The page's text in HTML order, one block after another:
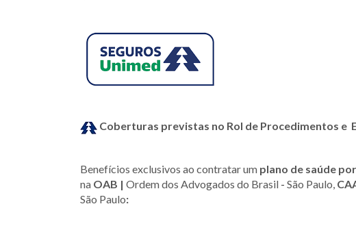
Coberturas previstas no Rol de Procedimentos e
Benefícios exclusivos ao contratar um plano de saúde
na OAB | Ordem dos Advogados do Brasil - São Paulo,
São Paulo: